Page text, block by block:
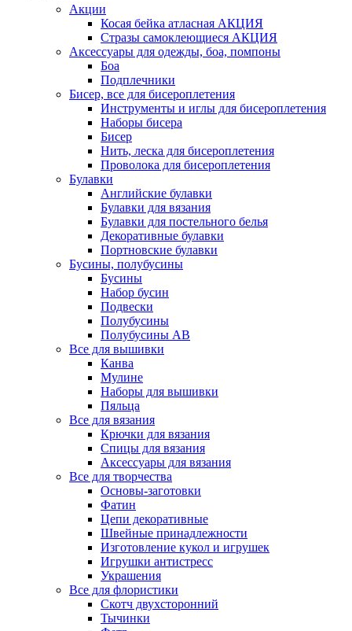
Акции
Косая бейка атласная АКЦИЯ
Стразы самоклеющиеся АКЦИЯ
Аксессуары для одежды, боа, помпоны
Боа
Подплечники
Бисер, все для бисероплетения
Инструменты и иглы для бисероплетения
Наборы бисера
Бисер
Нить, леска для бисероплетения
Проволока для бисероплетения
Булавки
Английские булавки
Булавки для вязания
Булавки для постельного белья
Декоративные булавки
Портновские булавки
Бусины, полубусины
Бусины
Набор бусин
Подвески
Полубусины
Полубусины AB
Все для вышивки
Канва
Мулине
Наборы для вышивки
Пяльца
Все для вязания
Крючки для вязания
Спицы для вязания
Аксессуары для вязания
Все для творчества
Основы-заготовки
Фатин
Цепи декоративные
Швейные принадлежности
Изготовление кукол и игрушек
Игрушки антистресс
Украшения
Все для флористики
Скотч двухсторонний
Тычинки